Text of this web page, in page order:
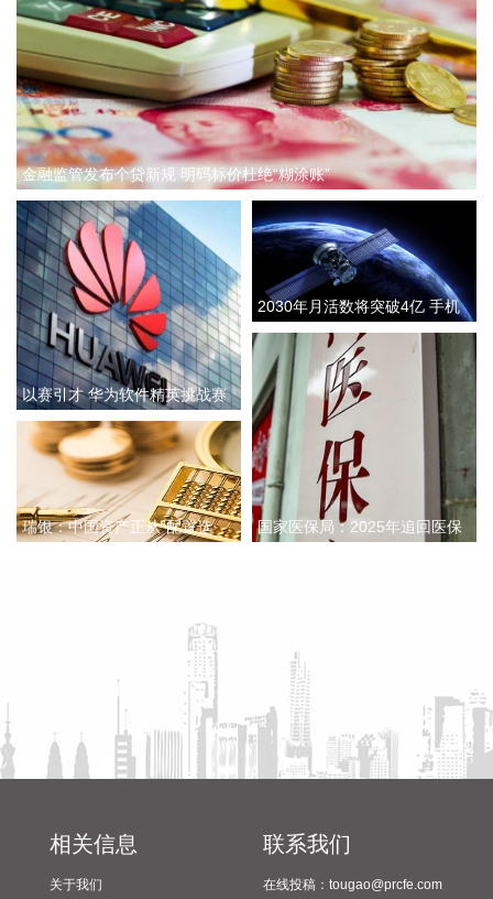
据中国铁建，8月8日，由铁建投资作为联合体牵头人投资建
设，铁五院勘察设计，中铁十四局、中铁二十四局、中铁建
设、中国铁建电气化局等单位参建的杭州经绍兴至台州高铁温
岭至玉环段（简称杭台高铁温玉段）正式开通运营，玉环从不
通铁路直接迈入高铁时代，杭州至玉环最快1小时47分高铁直
达，台州市实现“县县通铁路”。
2026-08-08 12:26:22
中国地震台网自动测定：8月8日11时45分，在新疆阿克苏地区
沙雅县附近（北纬39.62度，东经82.83度）发生4.5级左右地
震。最终结果以正式速报为准。
2026-08-08 11:58:15
乌克兰空军8日在社交媒体称，乌克兰首都基辅，以及敖德萨
州等多地有无人机来袭风险。基辅市军事管理局称，由于无人
机和弹道导弹威胁，基辅市拉响防空警报。该部门还称，基辅
一处燃料库起火，但未说明具体原因。 据俄罗斯方面8日凌晨
消息，俄罗斯萨马拉州、萨拉托夫州等多地有导弹来袭风险。
今天已有十多个俄罗斯机场暂停航班起降。
2026-08-08 11:42:20
选举韩光华拟任公司总经理，待韩光华完成相关程序后履职。
据深视新闻，为持续营造市场化、法治化、国际化一流口岸营
商环境，深入贯彻落实党的二十大和二十届历次全会精神，贯
彻落实国家、省、市关于优化营商环境的决策部署，深圳市口
岸办和深圳海关会同深圳市优化口岸营商环境工作组各成员单
施》，推出19条工作举措。
金融监管发布个贷新规 明码标价杜绝“糊涂账”
以赛引才 华为软件精英挑战赛
开启
瑞银：中国资产正从“配置选
2030年月活数将突破4亿 手机
卫星直连加速向消费端普及
国家医保局：2025年追回医保
相关信息
关于我们
联系我们
在线投稿：tougao@prcfe.com